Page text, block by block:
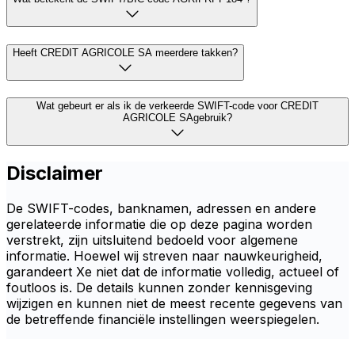
Heeft CREDIT AGRICOLE SA meerdere takken?
Wat gebeurt er als ik de verkeerde SWIFT-code voor CREDIT
AGRICOLE SAgebruik?
Disclaimer
De SWIFT-codes, banknamen, adressen en andere
gerelateerde informatie die op deze pagina worden
verstrekt, zijn uitsluitend bedoeld voor algemene
informatie. Hoewel wij streven naar nauwkeurigheid,
garandeert Xe niet dat de informatie volledig, actueel of
foutloos is. De details kunnen zonder kennisgeving
wijzigen en kunnen niet de meest recente gegevens van
de betreffende financiële instellingen weerspiegelen.